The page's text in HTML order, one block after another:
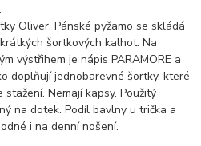
Oliver. Pánské pyžamo se skládá
šortkových kalhot. Na
výstřihem je nápis PARAMORE a
doplňují jednobarevné šortky, které
Nemají kapsy. Použitý
na dotek. Podíl bavlny u trička a
i na denní nošení.